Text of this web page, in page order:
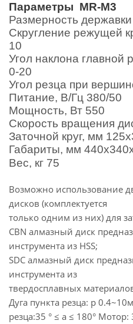
Параметры MR-M3
Размерность
Скругление режущей
10
Угол наклона главной
0-20
Угол резца при
Питание, В/Гц 380/50
Мощность, Вт 550
Скорость вращения
Заточной круг, мм 125х
Габариты, мм 440х340
Вес, кг 75
Возможно использование
дисков (комплектуется
только одним из них) для
CBN алмазный диск
инструмента из HSS;
SDC алмазный диск
инструмента из
твердосплавных
Дуга пункта резца: р
резца:35 ° ≤ a ≤ 180°